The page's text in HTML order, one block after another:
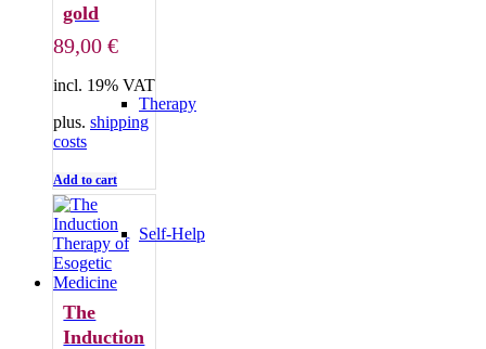
Therapy
Self-Help
gold
89,00 €
incl. 19% VAT
plus. shipping
costs
Add to cart
The
Induction